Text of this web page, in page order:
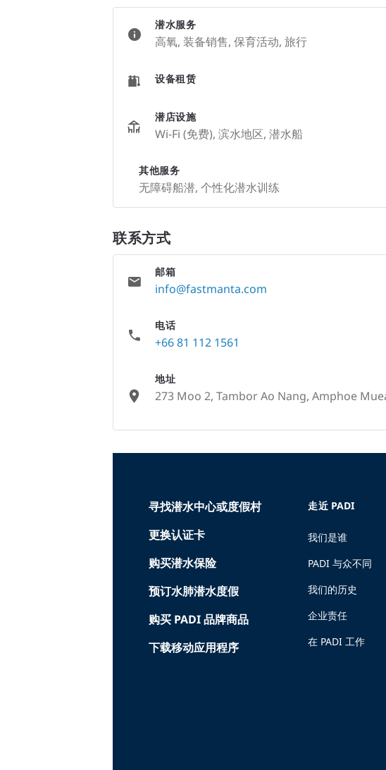
潜水服务
高氧, 装备销售, 保育活动, 旅行
设备租赁
潜店设施
Wi-Fi (免费), 滨水地区, 潜水船
其他服务
无障碍船潜, 个性化潜水训练
联系方式
邮箱
info@fastmanta.com
电话
+66 81 112 1561
地址
273 Moo 2, Tambor Ao Nang, Amphoe
寻找潜水中心或度假村
更换认证卡
购买潜水保险
预订水肺潜水度假
购买 PADI 品牌商品
下载移动应用程序
走近 PADI
我们是谁
PADI 与众不同
我们的历史
企业责任
在 PADI 工作